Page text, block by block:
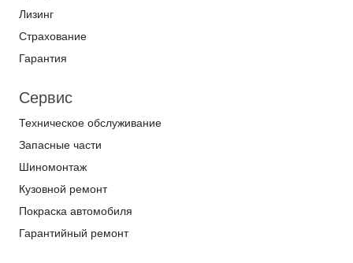
Лизинг
Страхование
Гарантия
Сервис
Техническое обслуживание
Запасные части
Шиномонтаж
Кузовной ремонт
Покраска автомобиля
Гарантийный ремонт